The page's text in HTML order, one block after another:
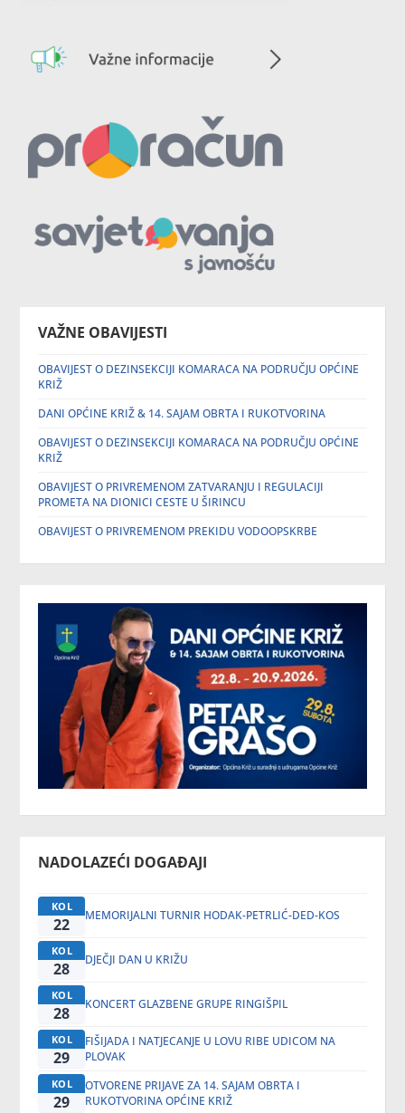
VAŽNE OBAVIJESTI
OBAVIJEST O DEZINSEKCIJI KOMARACA NA PODRUČJU OPĆINE
KRIŽ
DANI OPĆINE KRIŽ & 14. SAJAM OBRTA I RUKOTVORINA
OBAVIJEST O DEZINSEKCIJI KOMARACA NA PODRUČJU OPĆINE
KRIŽ
OBAVIJEST O PRIVREMENOM ZATVARANJU I REGULACIJI
PROMETA NA DIONICI CESTE U ŠIRINCU
OBAVIJEST O PRIVREMENOM PREKIDU VODOOPSKRBE
NADOLAZEĆI DOGAĐAJI
KOL
22 MEMORIJALNI TURNIR HODAK-PETRLIĆ-DED-KOS
KOL
28 DJEČJI DAN U KRIŽU
KOL
28 KONCERT GLAZBENE GRUPE RINGIŠPIL
KOL
29
FIŠIJADA I NATJECANJE U LOVU RIBE UDICOM NA
PLOVAK
KOL
29
OTVORENE PRIJAVE ZA 14. SAJAM OBRTA I
RUKOTVORINA OPĆINE KRIŽ